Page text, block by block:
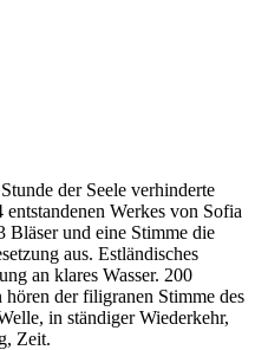
der Seele verhinderte
Werkes von Sofia
Bläser und eine Stimme die
aus. Estländisches
an klares Wasser. 200
der filigranen Stimme des
in ständiger Wiederkehr,
Zeit.